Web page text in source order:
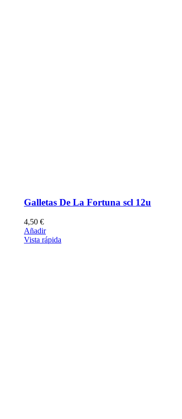
Galletas De La Fortuna scl 12u
4,50 €
Añadir
Vista rápida